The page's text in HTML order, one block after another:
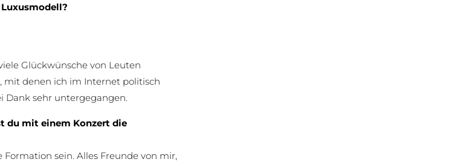
Glückwünsche von Leuten
mit denen ich im Internet politisch
Dank sehr untergegangen.
du mit einem Konzert die
sein. Alles Freunde von mir,